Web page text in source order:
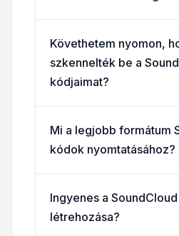
Követhetem nyomon,
szkennelték be a
kódjaimat?
Mi a legjobb formátum
kódok nyomtatásához?
Ingyenes a
létrehozása?